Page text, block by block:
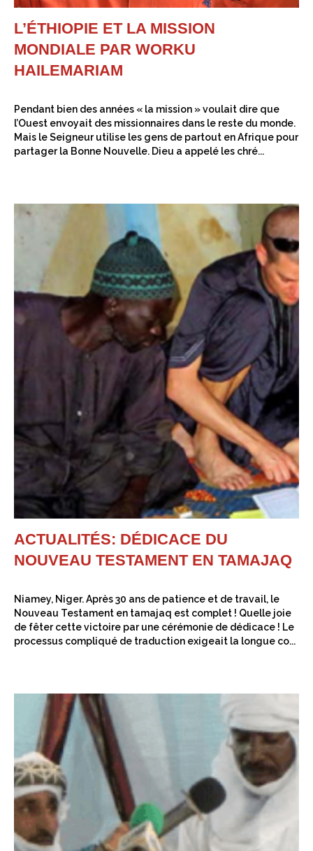
L’ÉTHIOPIE ET LA MISSION
MONDIALE PAR WORKU
HAILEMARIAM
Pendant bien des années « la mission » voulait dire que
l’Ouest envoyait des missionnaires dans le reste du monde.
Mais le Seigneur utilise les gens de partout en Afrique pour
partager la Bonne Nouvelle. Dieu a appelé les chré...
ACTUALITÉS: DÉDICACE DU
NOUVEAU TESTAMENT EN TAMAJAQ
Niamey, Niger. Après 30 ans de patience et de travail, le
Nouveau Testament en tamajaq est complet ! Quelle joie
de fêter cette victoire par une cérémonie de dédicace ! Le
processus compliqué de traduction exigeait la longue co...